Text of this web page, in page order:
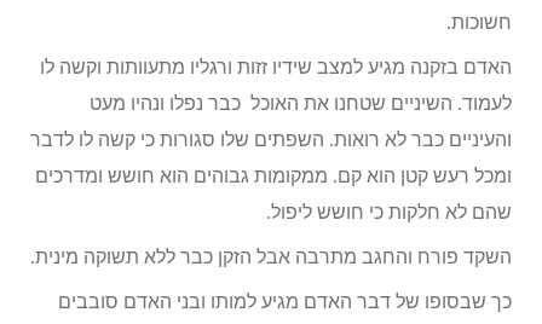
חשוכות.
האדם בזקנה מגיע למצב שידיו זזות ורגליו מתעוותות וקשה לו
לעמוד. השיניים שטחנו את האוכל כבר נפלו ונהיו מעט
והעיניים כבר לא רואות. השפתים שלו סגורות כי קשה לו לדבר
ומכל רעש קטן הוא קם. ממקומות גבוהים הוא חושש ומדרכים
שהם לא חלקות כי חושש ליפול.
השקד פורח והחגב מתרבה אבל הזקן כבר ללא תשוקה מינית.
כך שבסופו של דבר האדם מגיע למותו ובני האדם סובבים